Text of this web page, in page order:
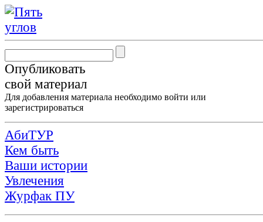
Опубликовать
свой материал
Для добавления материала необходимо войти или
зарегистрироваться
АбиТУР
Кем быть
Ваши истории
Увлечения
Журфак ПУ